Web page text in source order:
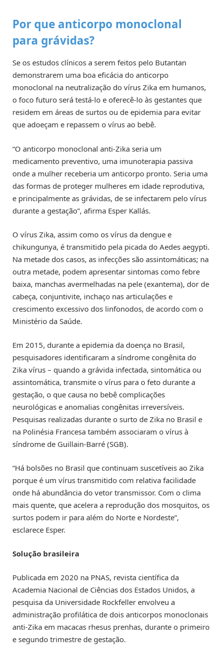
Por que anticorpo monoclonal
para grávidas?
Se os estudos clínicos a serem feitos pelo Butantan
demonstrarem uma boa eficácia do anticorpo
monoclonal na neutralização do vírus Zika em humanos,
o foco futuro será testá-lo e oferecê-lo às gestantes que
residem em áreas de surtos ou de epidemia para evitar
que adoeçam e repassem o vírus ao bebê.
“O anticorpo monoclonal anti-Zika seria um
medicamento preventivo, uma imunoterapia passiva
onde a mulher receberia um anticorpo pronto. Seria uma
das formas de proteger mulheres em idade reprodutiva,
e principalmente as grávidas, de se infectarem pelo vírus
durante a gestação”, afirma Esper Kallás.
O vírus Zika, assim como os vírus da dengue e
chikungunya, é transmitido pela picada do Aedes aegypti.
Na metade dos casos, as infecções são assintomáticas; na
outra metade, podem apresentar sintomas como febre
baixa, manchas avermelhadas na pele (exantema), dor de
cabeça, conjuntivite, inchaço nas articulações e
crescimento excessivo dos linfonodos, de acordo com o
Ministério da Saúde.
Em 2015, durante a epidemia da doença no Brasil,
pesquisadores identificaram a síndrome congênita do
Zika vírus – quando a grávida infectada, sintomática ou
assintomática, transmite o vírus para o feto durante a
gestação, o que causa no bebê complicações
neurológicas e anomalias congênitas irreversíveis.
Pesquisas realizadas durante o surto de Zika no Brasil e
na Polinésia Francesa também associaram o vírus à
síndrome de Guillain-Barré (SGB).
“Há bolsões no Brasil que continuam suscetíveis ao Zika
porque é um vírus transmitido com relativa facilidade
onde há abundância do vetor transmissor. Com o clima
mais quente, que acelera a reprodução dos mosquitos, os
surtos podem ir para além do Norte e Nordeste”,
esclarece Esper.
Solução brasileira
Publicada em 2020 na PNAS, revista científica da
Academia Nacional de Ciências dos Estados Unidos, a
pesquisa da Universidade Rockfeller envolveu a
administração profilática de dois anticorpos monoclonais
anti-Zika em macacas rhesus prenhas, durante o primeiro
e segundo trimestre de gestação.